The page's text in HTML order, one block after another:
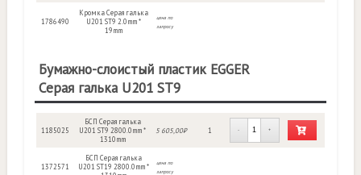
1786490
Кромка Серая галька
U201 ST9 2.0mm *
19mm
цена по
запросу
Бумажно-слоистый пластик EGGER
Серая галька U201 ST9
1185025
БСП Серая галька
U201 ST9 2800.0mm *
1310mm
5 605,00₽ 1 - +
1372571
БСП Серая галька
U201 ST19 2800.0mm *
цена по
запросу